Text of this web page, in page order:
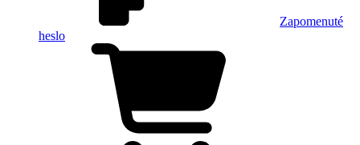
Zapomenuté
heslo